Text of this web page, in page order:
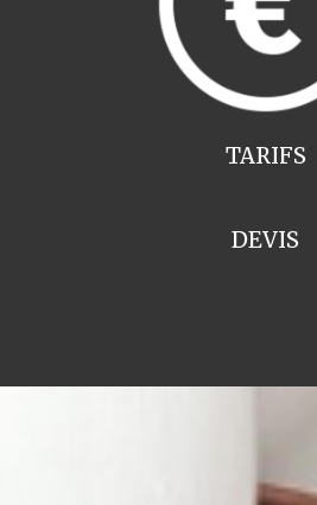
TARIFS
DEVIS